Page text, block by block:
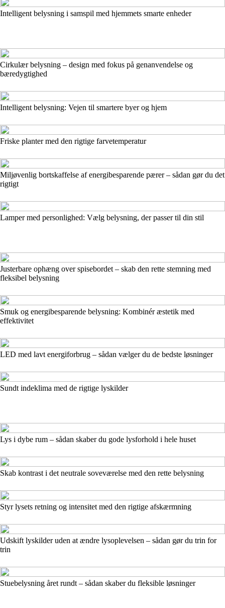
Intelligent belysning i samspil med hjemmets smarte enheder
Cirkulær belysning – design med fokus på genanvendelse og
bæredygtighed
Intelligent belysning: Vejen til smartere byer og hjem
Friske planter med den rigtige farvetemperatur
Miljøvenlig bortskaffelse af energibesparende pærer – sådan gør du det
rigtigt
Lamper med personlighed: Vælg belysning, der passer til din stil
Justerbare ophæng over spisebordet – skab den rette stemning med
fleksibel belysning
Smuk og energibesparende belysning: Kombinér æstetik med
effektivitet
LED med lavt energiforbrug – sådan vælger du de bedste løsninger
Sundt indeklima med de rigtige lyskilder
Lys i dybe rum – sådan skaber du gode lysforhold i hele huset
Skab kontrast i det neutrale soveværelse med den rette belysning
Styr lysets retning og intensitet med den rigtige afskærmning
Udskift lyskilder uden at ændre lysoplevelsen – sådan gør du trin for
trin
Stuebelysning året rundt – sådan skaber du fleksible løsninger